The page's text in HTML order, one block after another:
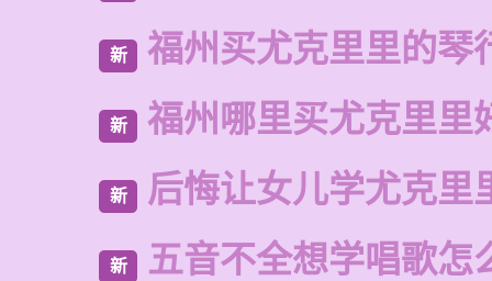
新 福州买尤克里里的琴
新 福州哪里买尤克里里
新 后悔让女儿学尤克里
新 五音不全想学唱歌怎